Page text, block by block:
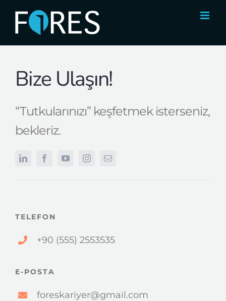
content
Bize Ulaşın!
“Tutkularınızı” keşfetmek isterseniz,
bekleriz.
TELEFON
+90 (555) 2553535
E-POSTA
foreskariyer@gmail.com